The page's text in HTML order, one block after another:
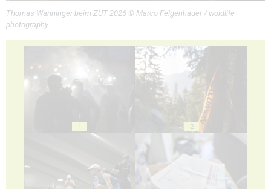
Thomas Wanninger beim ZUT 2026 © Marco Felgenhauer / woidlife
photography
1 2